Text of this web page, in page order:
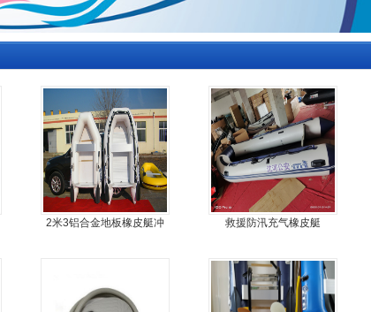
2米3铝合金地板橡皮艇冲
救援防汛充气橡皮艇